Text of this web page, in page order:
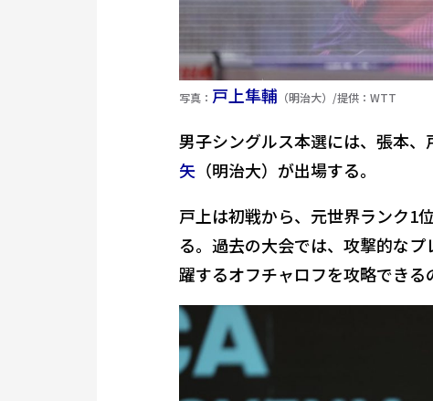
写真： 戸上隼輔 （明治大）/提供：WTT
男子シングルス本選には、張本、
矢 （明治大）が出場する。
戸上は初戦から、元世界ランク1
る。過去の大会では、攻撃的な
躍するオフチャロフを攻略できる